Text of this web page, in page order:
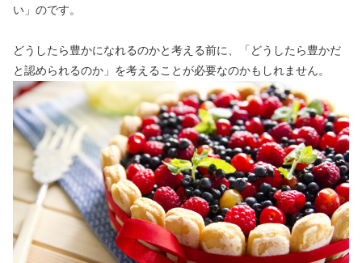
い」のです。
どうしたら豊かになれるのかと考える前に、「どうしたら豊かだ
と認められるのか」を考えることが必要なのかもしれません。